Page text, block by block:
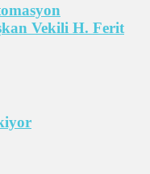
Vekili H. Ferit